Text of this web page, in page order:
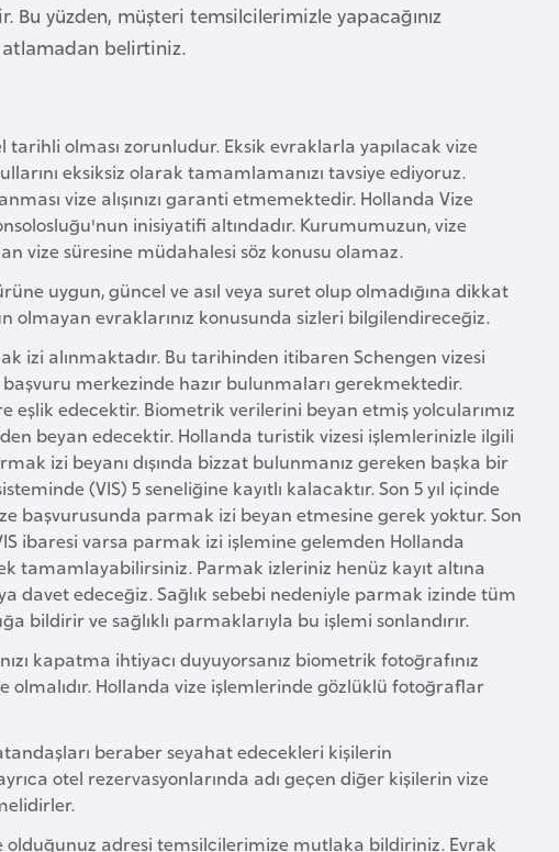
Bu yüzden, müşteri temsilcilerimizle yapacağınız
belirtiniz.
tarihli olması zorunludur. Eksik evraklarla yapılacak vize
eksiksiz olarak tamamlamanızı tavsiye ediyoruz.
vize alışınızı garanti etmemektedir. Hollanda Vize
inisiyatifi altındadır. Kurumumuzun, vize
vize süresine müdahalesi söz konusu olamaz.
uygun, güncel ve asıl veya suret olup olmadığına dikkat
olmayan evraklarınız konusunda sizleri bilgilendireceğiz.
izi alınmaktadır. Bu tarihinden itibaren Schengen vizesi
merkezinde hazır bulunmaları gerekmektedir.
eşlik edecektir. Biometrik verilerini beyan etmiş yolcularımız
beyan edecektir. Hollanda turistik vizesi işlemlerinizle ilgili
izi beyanı dışında bizzat bulunmanız gereken başka bir
(VIS) 5 seneliğine kayıtlı kalacaktır. Son 5 yıl içinde
başvurusunda parmak izi beyan etmesine gerek yoktur. Son
ibaresi varsa parmak izi işlemine gelemden Hollanda
tamamlayabilirsiniz. Parmak izleriniz henüz kayıt altına
davet edeceğiz. Sağlık sebebi nedeniyle parmak izinde tüm
bildirir ve sağlıklı parmaklarıyla bu işlemi sonlandırır.
kapatma ihtiyacı duyuyorsanız biometrik fotoğrafınız
olmalıdır. Hollanda vize işlemlerinde gözlüklü fotoğraflar
beraber seyahat edecekleri kişilerin
otel rezervasyonlarında adı geçen diğer kişilerin vize
olduğunuz adresi temsilcilerimize mutlaka bildiriniz. Evrak